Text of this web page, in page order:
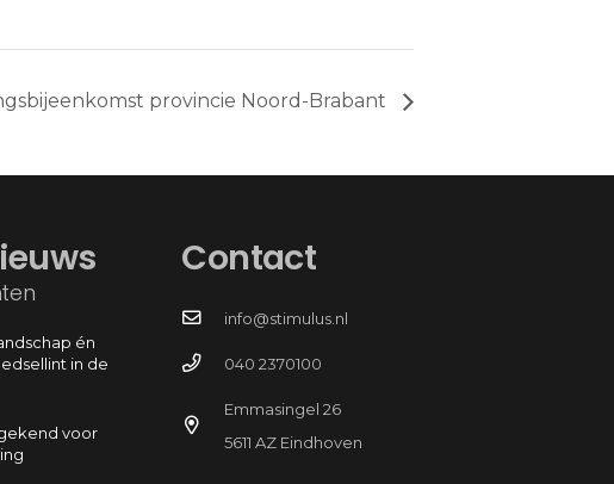
provincie Noord-Brabant
én
in de
voor
Contact
info@stimulus.nl
040 2370100
Emmasingel 26
5611 AZ Eindhoven